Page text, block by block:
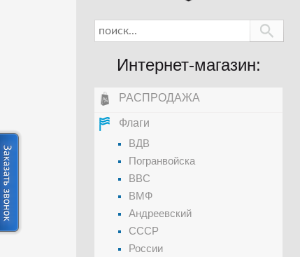
Интернет-магазин:
РАСПРОДАЖА
Флаги
ВДВ
Погранвойска
ВВС
ВМФ
Андреевский
СССР
России